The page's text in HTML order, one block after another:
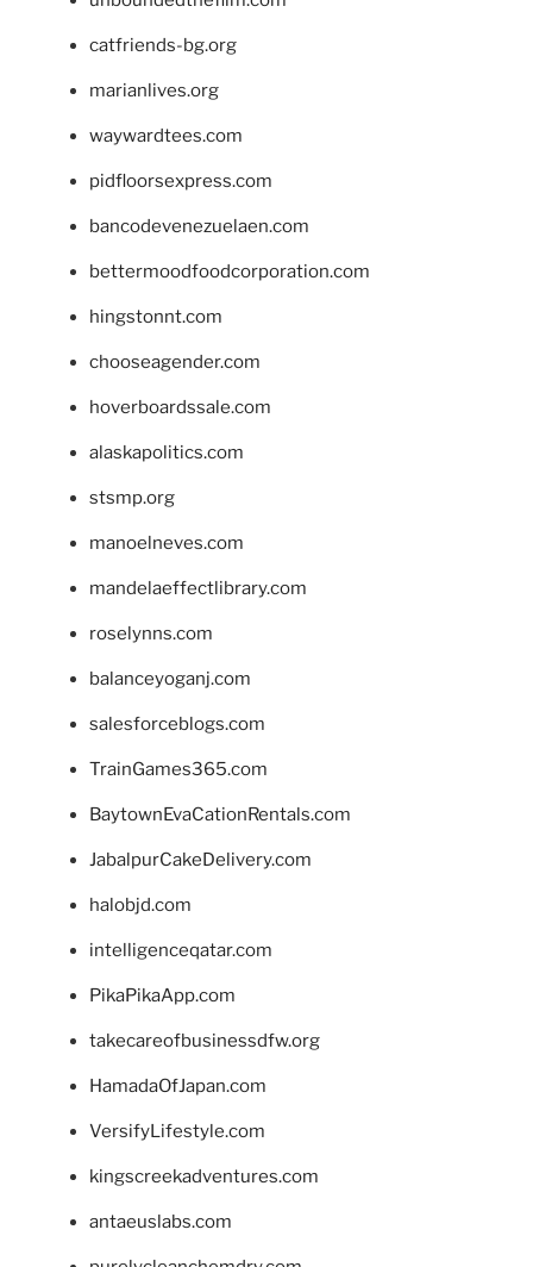
catfriends-bg.org
marianlives.org
waywardtees.com
pidfloorsexpress.com
bancodevenezuelaen.com
bettermoodfoodcorporation.com
hingstonnt.com
chooseagender.com
hoverboardssale.com
alaskapolitics.com
stsmp.org
manoelneves.com
mandelaeffectlibrary.com
roselynns.com
balanceyoganj.com
salesforceblogs.com
TrainGames365.com
BaytownEvaCationRentals.com
JabalpurCakeDelivery.com
halobjd.com
intelligenceqatar.com
PikaPikaApp.com
takecareofbusinessdfw.org
HamadaOfJapan.com
VersifyLifestyle.com
kingscreekadventures.com
antaeuslabs.com